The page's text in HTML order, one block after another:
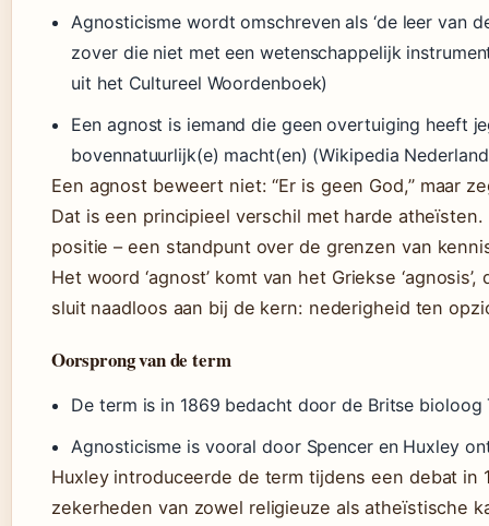
Agnosticisme wordt omschreven als ‘de leer van
zover die niet met een wetenschappelijk
uit het Cultureel Woordenboek)
Een agnost is iemand die geen overtuiging heeft
bovennatuurlijk(e) macht(en) (Wikipedia
Een agnost beweert niet: “Er is geen God,” maar
Dat is een principieel verschil met harde
positie – een standpunt over de grenzen van
Het woord ‘agnost’ komt van het Griekse
sluit naadloos aan bij de kern: nederigheid ten
Oorsprong van de term
De term is in 1869 bedacht door de Britse
Agnosticisme is vooral door Spencer en Huxley
Huxley introduceerde de term tijdens een debat in
zekerheden van zowel religieuze als atheïstische